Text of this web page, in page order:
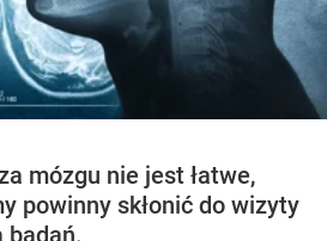
mózgu nie jest łatwe,
powinny skłonić do wizyty
badań.